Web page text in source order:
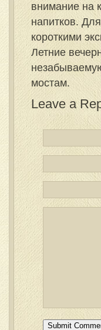
внимание на
напитков.
короткими
Летние
мостам.
Leave a